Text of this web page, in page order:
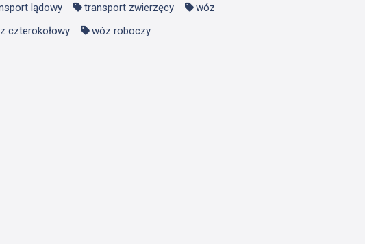
lądowy
transport zwierzęcy
wóz
czterokołowy
wóz roboczy